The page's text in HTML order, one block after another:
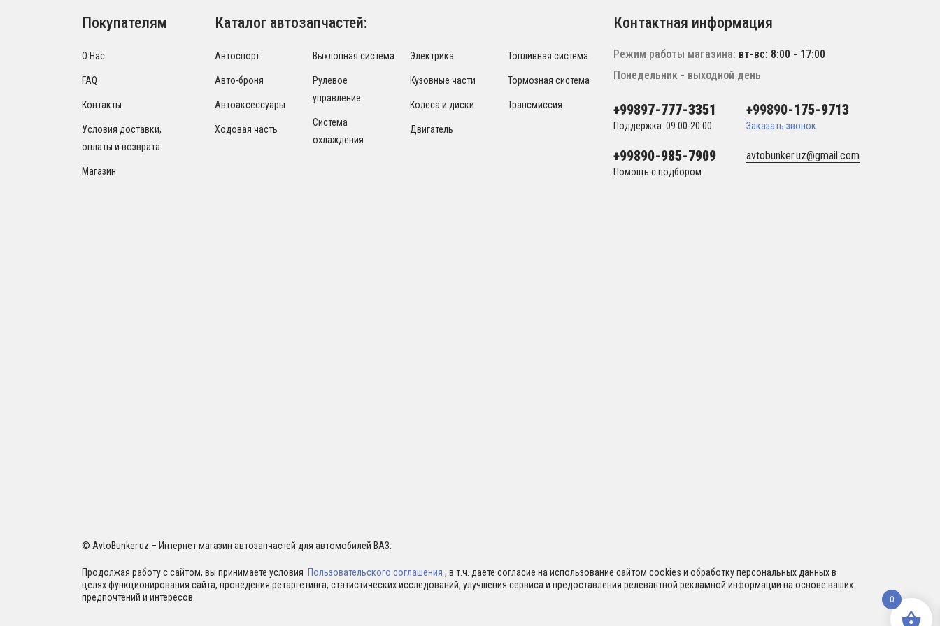
Покупателям
О Нас
FAQ
Контакты
Условия доставки,
оплаты и возврата
Магазин
Каталог автозапчастей:
Автоспорт
Авто-броня
Автоаксессуары
Ходовая часть
Выхлопная система
Рулевое
управление
Система
охлаждения
Электрика
Кузовные части
Колеса и диски
Двигатель
Топливная система
Тормозная система
Трансмиссия
Контактная информация
Режим работы магазина: вт-вс: 8:00 - 17:00
Понедельник - выходной день
+99897-777-3351
Поддержка: 09:00-20:00
+99890-175-9713
Заказать звонок
+99890-985-7909
Помощь с подбором
avtobunker.uz@gmail.com
© AvtoBunker.uz – Интернет магазин автозапчастей для автомобилей ВАЗ.
Продолжая работу с сайтом, вы принимаете условия Пользовательского соглашения , в т.ч. даете согласие на использование сайтом cookies и обработку персональных данных в
целях функционирования сайта, проведения ретаргетинга, статистических исследований, улучшения сервиса и предоставления релевантной рекламной информации на основе ваших
предпочтений и интересов.
0